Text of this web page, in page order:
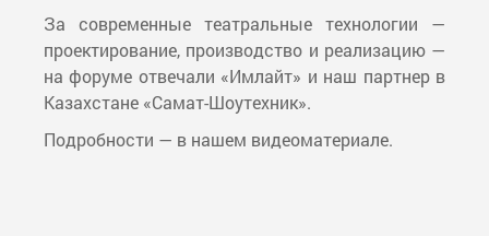
За современные театральные технологии —
проектирование, производство и реализацию —
на форуме отвечали «Имлайт» и наш партнер в
Казахстане «Самат-Шоутехник».
Подробности — в нашем видеоматериале.